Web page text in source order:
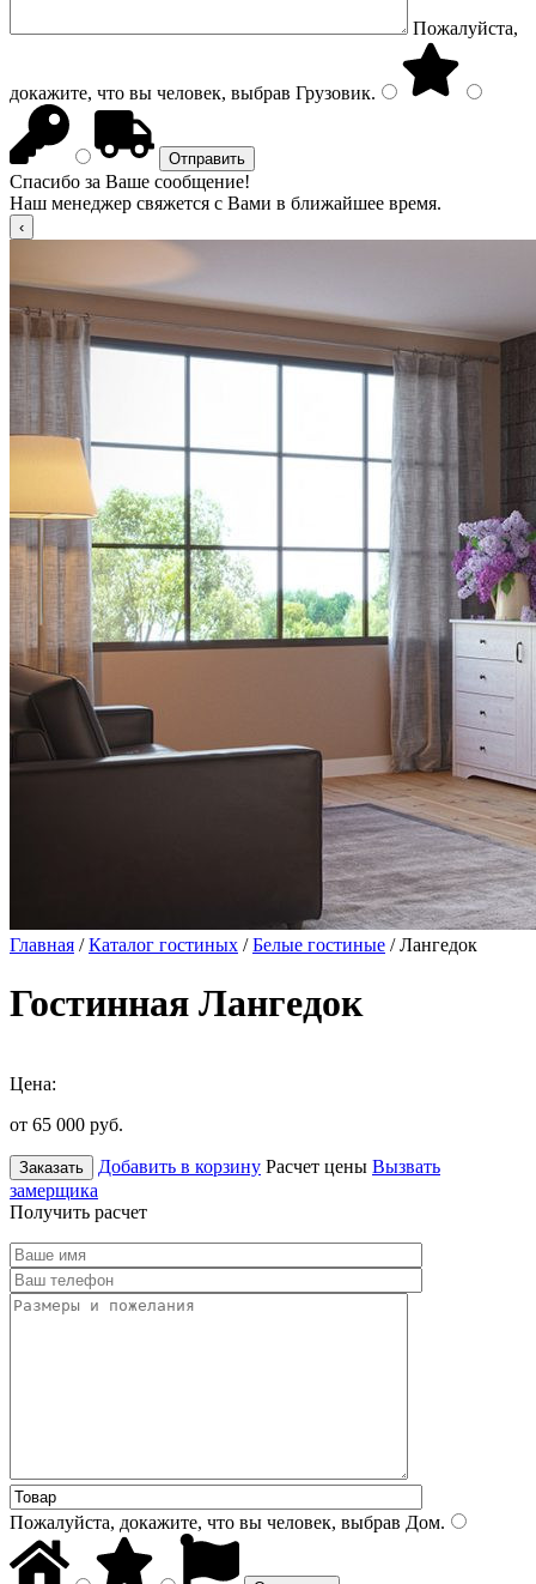
Пожалуйста,
докажите, что вы человек, выбрав Грузовик.
Спасибо за Ваше сообщение!
Наш менеджер свяжется с Вами в ближайшее время.
Главная /Каталог гостиных /Белые гостиные / Лангедок
Гостинная Лангедок
Цена:
от 65 000 руб.
Заказать Добавить в корзину Расчет цены Вызвать
замерщика
Получить расчет
Пожалуйста, докажите, что вы человек, выбрав Дом.